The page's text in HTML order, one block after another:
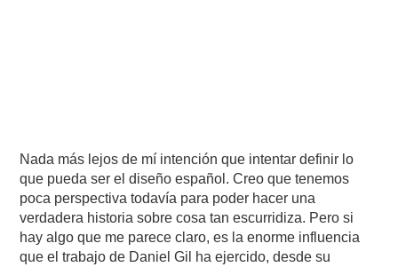
Nada más lejos de mí intención que intentar definir lo
que pueda ser el diseño español. Creo que tenemos
poca perspectiva todavía para poder hacer una
verdadera historia sobre cosa tan escurridiza. Pero si
hay algo que me parece claro, es la enorme influencia
que el trabajo de Daniel Gil ha ejercido, desde su